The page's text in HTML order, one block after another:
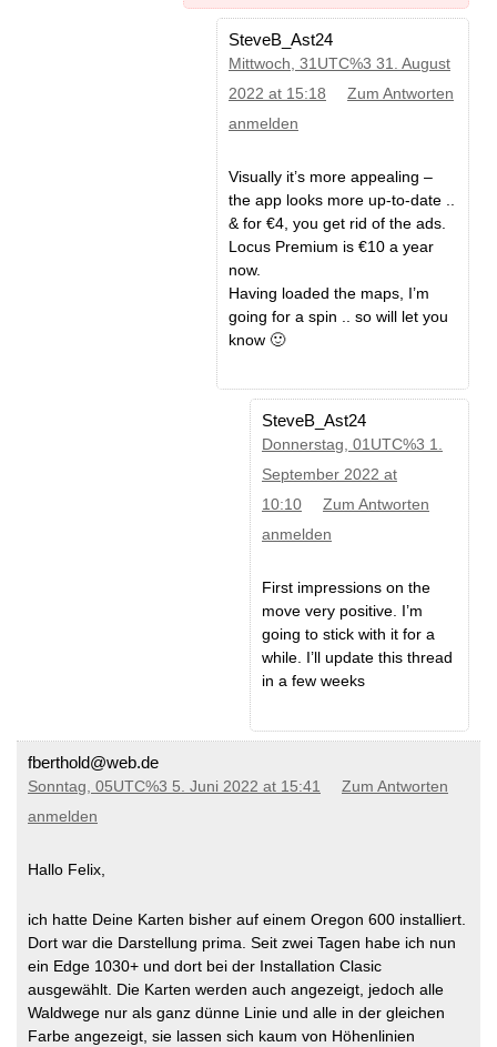
SteveB_Ast24
Mittwoch, 31UTC%3 31. August
2022 at 15:18
Zum Antworten
anmelden
Visually it’s more appealing –
the app looks more up-to-date ..
& for €4, you get rid of the ads.
Locus Premium is €10 a year
now.
Having loaded the maps, I’m
going for a spin .. so will let you
know 🙂
SteveB_Ast24
Donnerstag, 01UTC%3 1.
September 2022 at
10:10
Zum Antworten
anmelden
First impressions on the
move very positive. I’m
going to stick with it for a
while. I’ll update this thread
in a few weeks
fberthold@web.de
Sonntag, 05UTC%3 5. Juni 2022 at 15:41
Zum Antworten
anmelden
Hallo Felix,
ich hatte Deine Karten bisher auf einem Oregon 600 installiert.
Dort war die Darstellung prima. Seit zwei Tagen habe ich nun
ein Edge 1030+ und dort bei der Installation Clasic
ausgewählt. Die Karten werden auch angezeigt, jedoch alle
Waldwege nur als ganz dünne Linie und alle in der gleichen
Farbe angezeigt, sie lassen sich kaum von Höhenlinien